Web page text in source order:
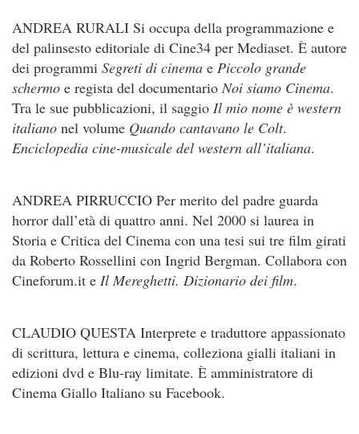
ANDREA RURALI Si occupa della programmazione e
del palinsesto editoriale di Cine34 per Mediaset. È autore
dei programmi Segreti di cinema e Piccolo grande
schermo e regista del documentarioNoi siamo Cinema.
Tra le sue pubblicazioni, il saggio Il mio nome è western
italiano nel volume Quando cantavano le Colt.
Enciclopedia cine-musicale del western all’italiana.
ANDREA PIRRUCCIO Per merito del padre guarda
horror dall’età di quattro anni. Nel 2000 si laurea in
Storia e Critica del Cinema con una tesi sui tre film girati
da Roberto Rossellini con Ingrid Bergman. Collabora con
Cineforum.it e Il Mereghetti. Dizionario dei film.
CLAUDIO QUESTA Interprete e traduttore appassionato
di scrittura, lettura e cinema, colleziona gialli italiani in
edizioni dvd e Blu-ray limitate. È amministratore di
Cinema Giallo Italiano su Facebook.